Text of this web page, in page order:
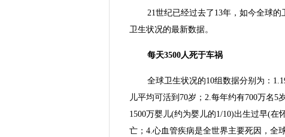
21世纪已经过去了13年，如今全球
卫生状况的最新数据。
每天3500人死于车祸
全球卫生状况的10组数据分别为：
儿平均可活到70岁；2.每年约有700万名
1500万婴儿(约为婴儿的1/10)出生过早(在
亡；4.心血管疾病是全世界主要死因，